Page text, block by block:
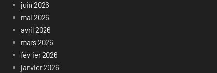
juin 2026
mai 2026
avril 2026
mars 2026
février 2026
janvier 2026